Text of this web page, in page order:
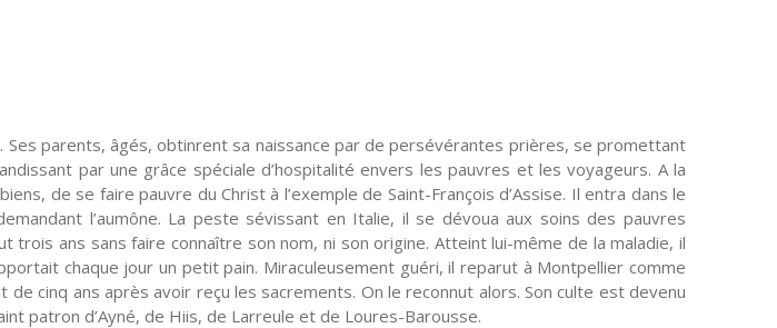
Ses parents, âgés, obtinrent sa naissance par de persévérantes prières, se promettant
par une grâce spéciale d’hospitalité envers les pauvres et les voyageurs. A la
de se faire pauvre du Christ à l’exemple de Saint-François d’Assise. Il entra dans le
l’aumône. La peste sévissant en Italie, il se dévoua aux soins des pauvres
ans sans faire connaître son nom, ni son origine. Atteint lui-même de la maladie, il
chaque jour un petit pain. Miraculeusement guéri, il reparut à Montpellier comme
cinq ans après avoir reçu les sacrements. On le reconnut alors. Son culte est devenu
patron d’Ayné, de Hiis, de Larreule et de Loures-Barousse.